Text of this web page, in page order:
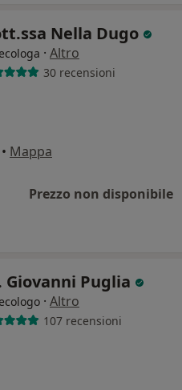
Nella Dugo
· Altro
30 recensioni
• Mappa
Prezzo non disponibile
Giovanni Puglia
· Altro
107 recensioni